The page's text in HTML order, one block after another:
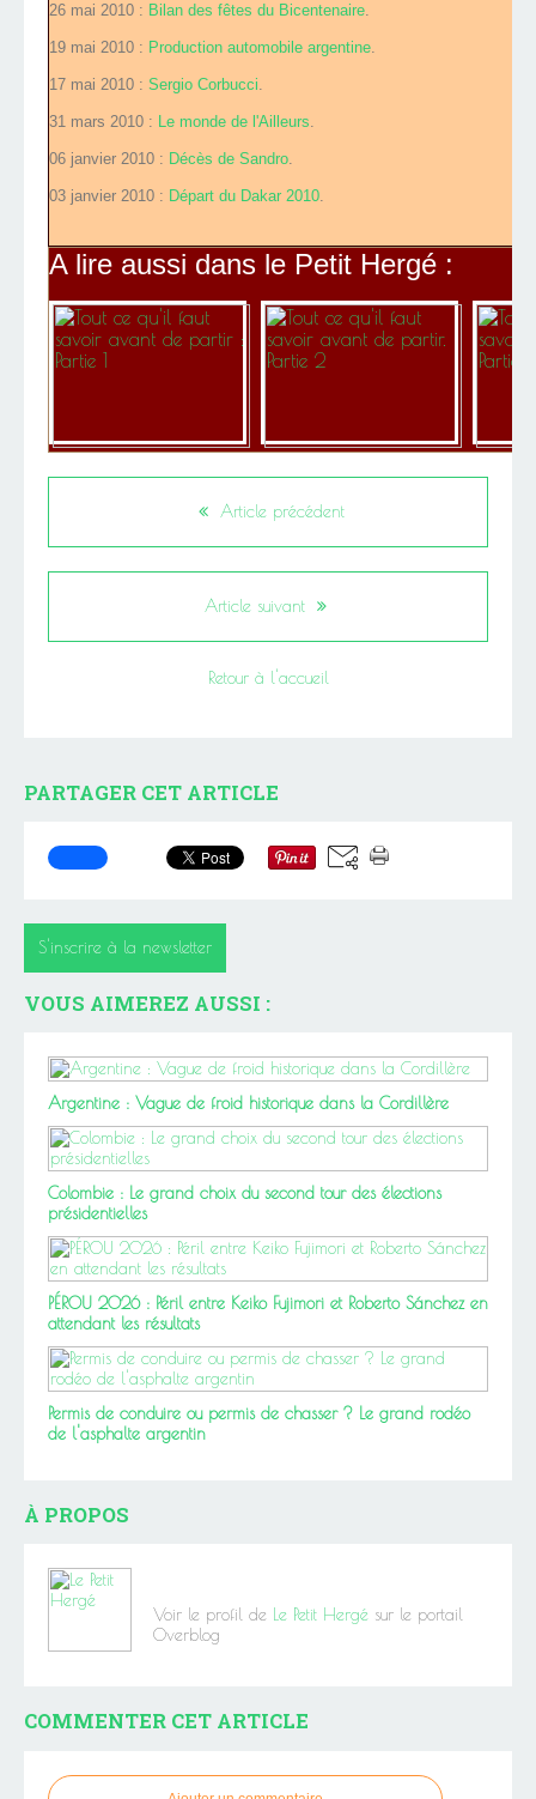
26 mai 2010 : Bilan des fêtes du Bicentenaire.
19 mai 2010 : Production automobile argentine.
17 mai 2010 : Sergio Corbucci.
31 mars 2010 : Le monde de l'Ailleurs.
06 janvier 2010 : Décès de Sandro.
03 janvier 2010 : Départ du Dakar 2010.
A lire aussi dans le Petit Hergé :
Article précédent
Article suivant
Retour à l'accueil
PARTAGER CET ARTICLE
S'inscrire à la newsletter
VOUS AIMEREZ AUSSI :
Argentine : Vague de froid historique dans la Cordillère
Colombie : Le grand choix du second tour des élections
présidentielles
PÉROU 2026 : Péril entre Keiko Fujimori et Roberto Sánchez en
attendant les résultats
Permis de conduire ou permis de chasser ? Le grand rodéo
de l'asphalte argentin
À PROPOS
Voir le profil de Le Petit Hergé sur le portail
Overblog
COMMENTER CET ARTICLE